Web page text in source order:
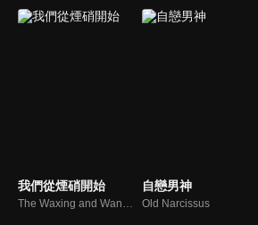
我們從煙硝開始
The Waxing and Waning of Life
自戀男神
Old Narcissus